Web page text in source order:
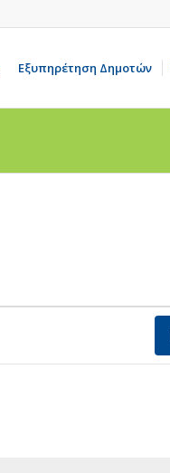
Εξυπηρέτηση Δημοτών